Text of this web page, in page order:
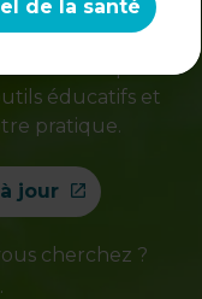
vous.
bientôt.
éducatifs et
pratique.
jour
cherchez ?
.
de la santé